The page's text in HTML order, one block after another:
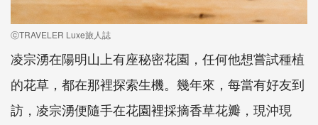
ⓒTRAVELER Luxe旅人誌
凌宗湧在陽明山上有座秘密花園，任何他想嘗試種植
的花草，都在那裡探索生機。幾年來，每當有好友到
訪，凌宗湧便隨手在花園裡採摘香草花瓣，現沖現